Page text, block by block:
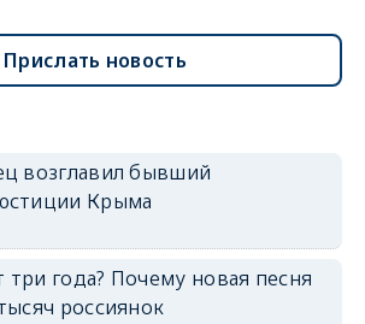
Прислать новость
возглавил бывший
Крыма
года? Почему новая песня
россиянок